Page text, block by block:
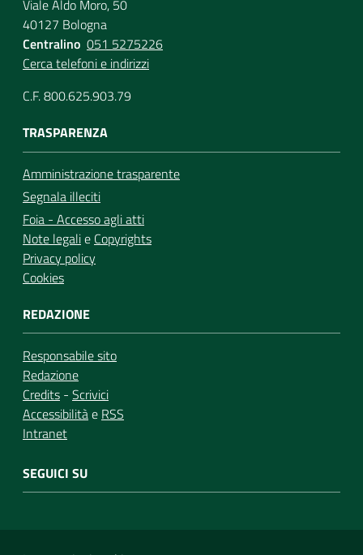
Viale Aldo Moro, 50
40127 Bologna
Centralino 051 5275226
Cerca telefoni e indirizzi
C.F. 800.625.903.79
TRASPARENZA
Amministrazione trasparente
Segnala illeciti
Foia - Accesso agli atti
Note legalie Copyrights
Privacy policy
Cookies
REDAZIONE
Responsabile sito
Redazione
Credits - Scrivici
Accessibilitàe RSS
Intranet
SEGUICI SU